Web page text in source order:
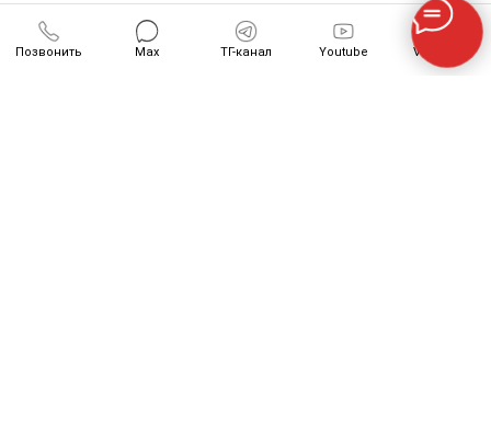
Позвонить Max ТГ-канал Youtube VK-Видео